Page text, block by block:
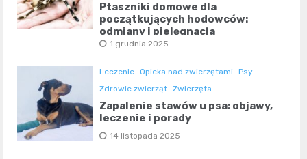
Ptaszniki domowe dla
początkujących hodowców:
odmiany i pielęgnacja
1 grudnia 2025
Leczenie Opieka nad zwierzętami
Psy
Zdrowie zwierząt Zwierzęta
Zapalenie stawów u psa: objawy,
leczenie i porady
14 listopada 2025